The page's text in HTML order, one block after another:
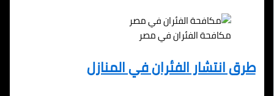
مكافحة الفئران في مصر
طرق انتشار الفئران في المنازل